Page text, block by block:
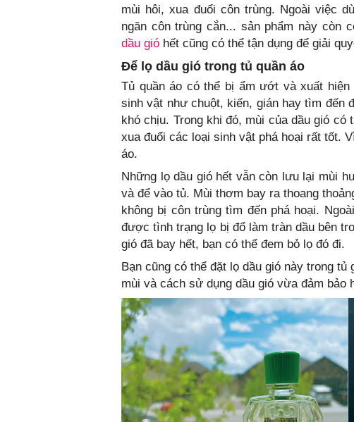
mùi hôi, xua đuổi côn trùng. Ngoài việc
ngăn côn trùng cắn... sản phẩm này còn
dầu gió hết cũng có thể tận dụng để giải
Để lọ dầu gió trong tủ quần áo
Tủ quần áo có thể bị ẩm ướt và xuất
sinh vật như chuột, kiến, gián hay tìm đến
khó chịu. Trong khi đó, mùi của dầu gió có
xua đuổi các loại sinh vật phá hoại rất tốt.
áo.
Những lọ dầu gió hết vẫn còn lưu lại mùi
và để vào tủ. Mùi thơm bay ra thoang
không bị côn trùng tìm đến phá hoại.
được tình trạng lọ bị đổ làm tràn dầu bên
gió đã bay hết, bạn có thể đem bỏ lọ đó đi.
Bạn cũng có thể đặt lọ dầu gió này trong
mùi và cách sử dụng dầu gió vừa đảm bảo